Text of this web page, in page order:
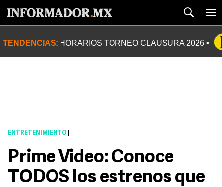
TENDENCIAS: HORARIOS TORNEO CLAUSURA 2026
ENTRETENIMIENTO
Prime Video: Conoce
TODOS los estrenos que